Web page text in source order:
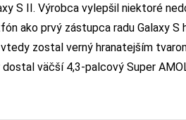
S II. Výrobca vylepšil niektoré
ako prvý zástupca radu Galaxy S
zostal verný hranatejším
väčší 4,3-palcový Super